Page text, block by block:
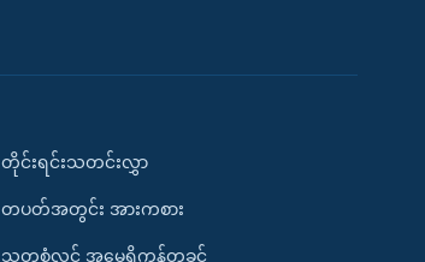
တိုင်းရင်းသတင်းလွှာ
တပတ်အတွင်း အားကစား
သုတစုံလင် အမေရိကန်တခွင်